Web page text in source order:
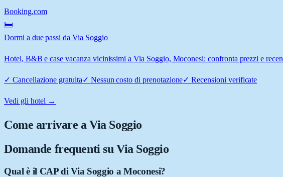
Booking.com
🛏️
Dormi a due passi da Via Soggio
Hotel, B&B e case vacanza vicinissimi a Via Soggio, Moconesi: confronta prezzi e
✓ Cancellazione gratuita✓ Nessun costo di prenotazione✓Recensioni verificate
Vedi gli hotel →
Come arrivare aVia Soggio
Domande frequenti su Via Soggio
Qual è il CAP di Via Soggio a Moconesi?